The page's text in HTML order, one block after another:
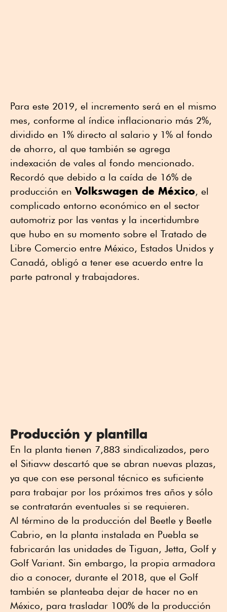
Para este 2019, el incremento será en el mismo
mes, conforme al índice inflacionario más 2%,
dividido en 1% directo al salario y 1% al fondo
de ahorro, al que también se agrega
indexación de vales al fondo mencionado.
Recordó que debido a la caída de 16% de
producción enVolkswagen de México, el
complicado entorno económico en el sector
automotriz por las ventas y la incertidumbre
que hubo en su momento sobre el Tratado de
Libre Comercio entre México, Estados Unidos y
Canadá, obligó a tener ese acuerdo entre la
parte patronal y trabajadores.
Producción y plantilla
En la planta tienen 7,883 sindicalizados, pero
el Sitiavw descartó que se abran nuevas plazas,
ya que con ese personal técnico es suficiente
para trabajar por los próximos tres años y sólo
se contratarán eventuales si se requieren.
Al término de la producción del Beetle y Beetle
Cabrio, en la planta instalada en Puebla se
fabricarán las unidades de Tiguan, Jetta, Golf y
Golf Variant. Sin embargo, la propia armadora
dio a conocer, durante el 2018, que el Golf
también se planteaba dejar de hacer no en
México, para trasladar 100% de la producción